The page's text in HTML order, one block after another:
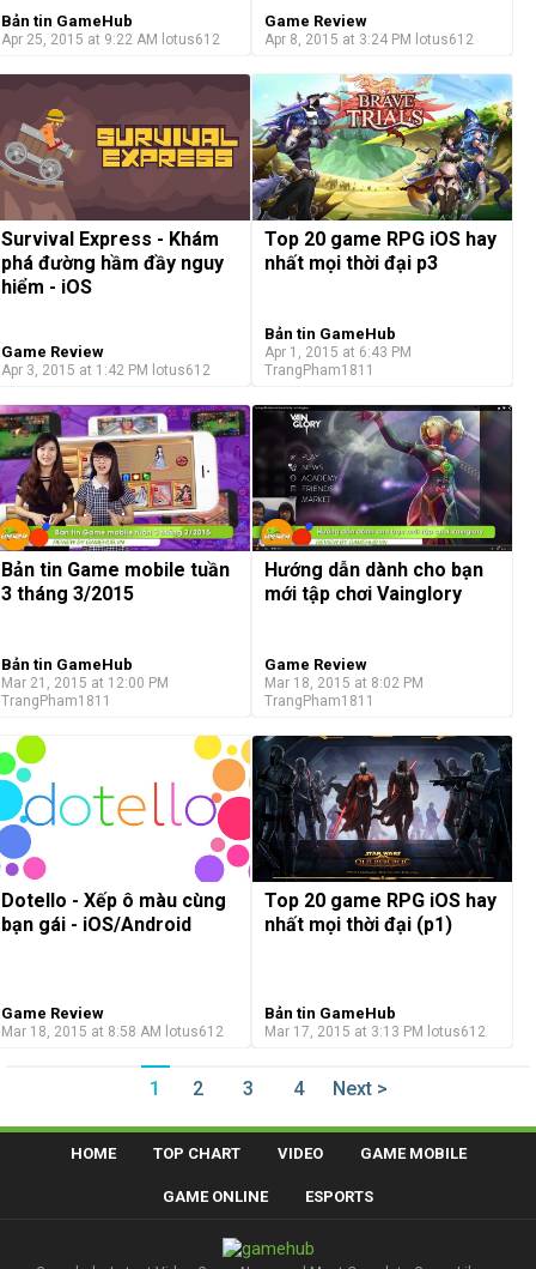
Bản tin GameHub
Apr 25, 2015 at 9:22 AM lotus612
Game Review
Apr 8, 2015 at 3:24 PM lotus612
Survival Express - Khám
phá đường hầm đầy nguy
hiểm - iOS
Game Review
Apr 3, 2015 at 1:42 PM lotus612
Top 20 game RPG iOS hay
nhất mọi thời đại p3
Bản tin GameHub
Apr 1, 2015 at 6:43 PM
TrangPham1811
Bản tin Game mobile tuần
3 tháng 3/2015
Bản tin GameHub
Mar 21, 2015 at 12:00 PM
TrangPham1811
Hướng dẫn dành cho bạn
mới tập chơi Vainglory
Game Review
Mar 18, 2015 at 8:02 PM
TrangPham1811
Dotello - Xếp ô màu cùng
bạn gái - iOS/Android
Game Review
Mar 18, 2015 at 8:58 AM lotus612
Top 20 game RPG iOS hay
nhất mọi thời đại (p1)
Bản tin GameHub
Mar 17, 2015 at 3:13 PM lotus612
1 2 3 4 Next >
HOME TOP CHART VIDEO GAME MOBILE
GAME ONLINE ESPORTS